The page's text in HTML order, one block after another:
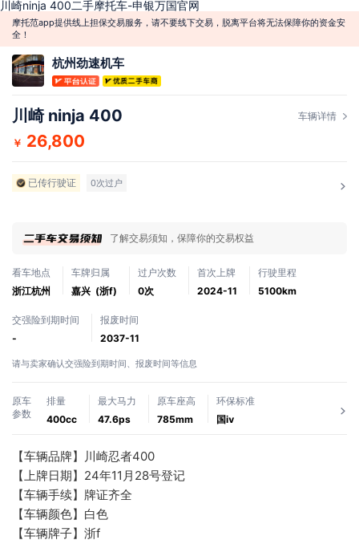
川崎ninja 400二手摩托车-申银万国官网
摩托范app提供线上担保交易服务，请不要线下交易，脱离平台将无法保障你的资金安
全！
杭州劲速机车
川崎 ninja 400 车辆详情
￥ 26,800
已传行驶证 0次过户
了解交易须知，保障你的交易权益
看车地点
浙江杭州
车牌归属
嘉兴 (浙f)
过户次数
0次
首次上牌
2024-11
行驶里程
5100km
交强险到期时间
-
报废时间
2037-11
请与卖家确认交强险到期时间、报废时间等信息
原车
参数
排量
400cc
最大马力
47.6ps
原车座高
785mm
环保标准
国ⅳ
【车辆品牌】川崎忍者400
【上牌日期】24年11月28号登记
【车辆手续】牌证齐全
【车辆颜色】白色
【车辆牌子】浙f